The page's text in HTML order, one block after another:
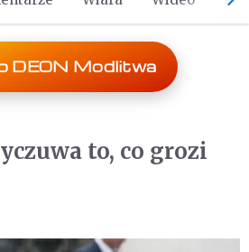
DEON Modlitwa
to, co grozi